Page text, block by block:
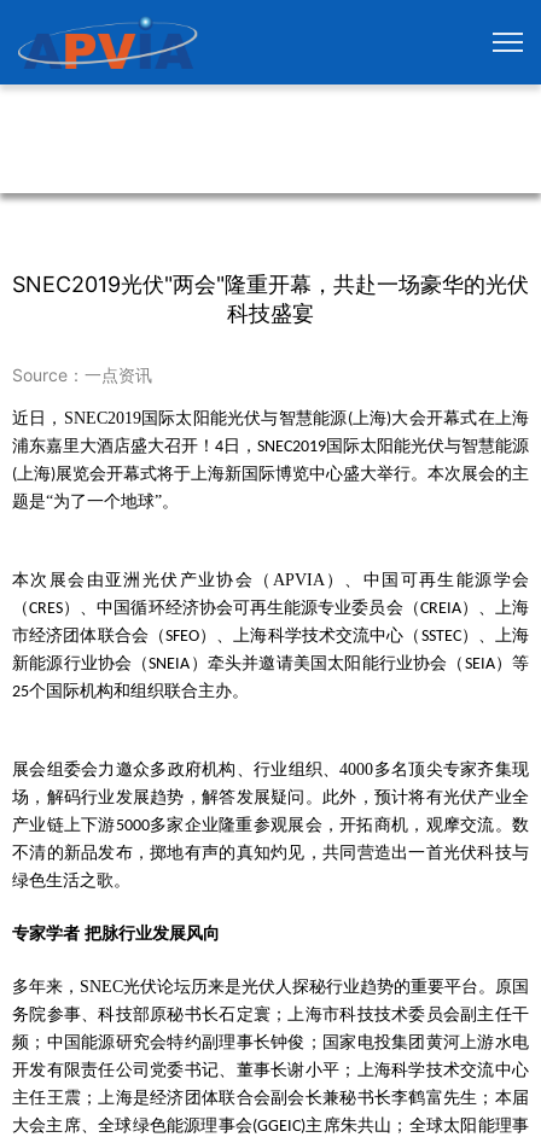
SNEC2019光伏"两会"隆重开幕，共赴一场豪华的光伏
科技盛宴
Source：一点资讯
近日， SNEC2019国际太阳能光伏与智慧能源(上海)大会开幕式在上海
浦东嘉里大酒店盛大召开！ 4 日， SNEC2019国际太阳能光伏与智慧能源
(上海)展览会开幕式将于上海新国际博览中心盛大举行。本次展会的主
题是“为了一个地球”。
本次展会由亚洲光伏产业协会（ APVIA）、中国可再生能源学会
（CRES）、中国循环经济协会可再生能源专业委员会（CREIA）、上海
市经济团体联合会（SFEO）、上海科学技术交流中心（ SSTEC）、上海
新能源行业协会（SNEIA ）牵头并邀请美国太阳能行业协会（ SEIA）等
25个国际机构和组织联合主办。
展会组委会力邀众多政府机构、行业组织、4000多名顶尖专家齐集现
场，解码行业发展趋势，解答发展疑问。此外，预计将有光伏产业全
产业链上下游5000多家企业隆重参观展会，开拓商机，观摩交流。数
不清的新品发布，掷地有声的真知灼见，共同营造出一首光伏科技与
绿色生活之歌。
专家学者 把脉行业发展风向
多年来， SNEC光伏论坛历来是光伏人探秘行业趋势的重要平台。原国
务院参事、科技部原秘书长石定寰；上海市科技技术委员会副主任干
频；中国能源研究会特约副理事长钟俊；国家电投集团黄河上游水电
开发有限责任公司党委书记、董事长谢小平；上海科学技术交流中心
主任王震；上海是经济团体联合会副会长兼秘书长李鹤富先生；本届
大会主席、全球绿色能源理事会(GGEIC)主席朱共山；全球太阳能理事